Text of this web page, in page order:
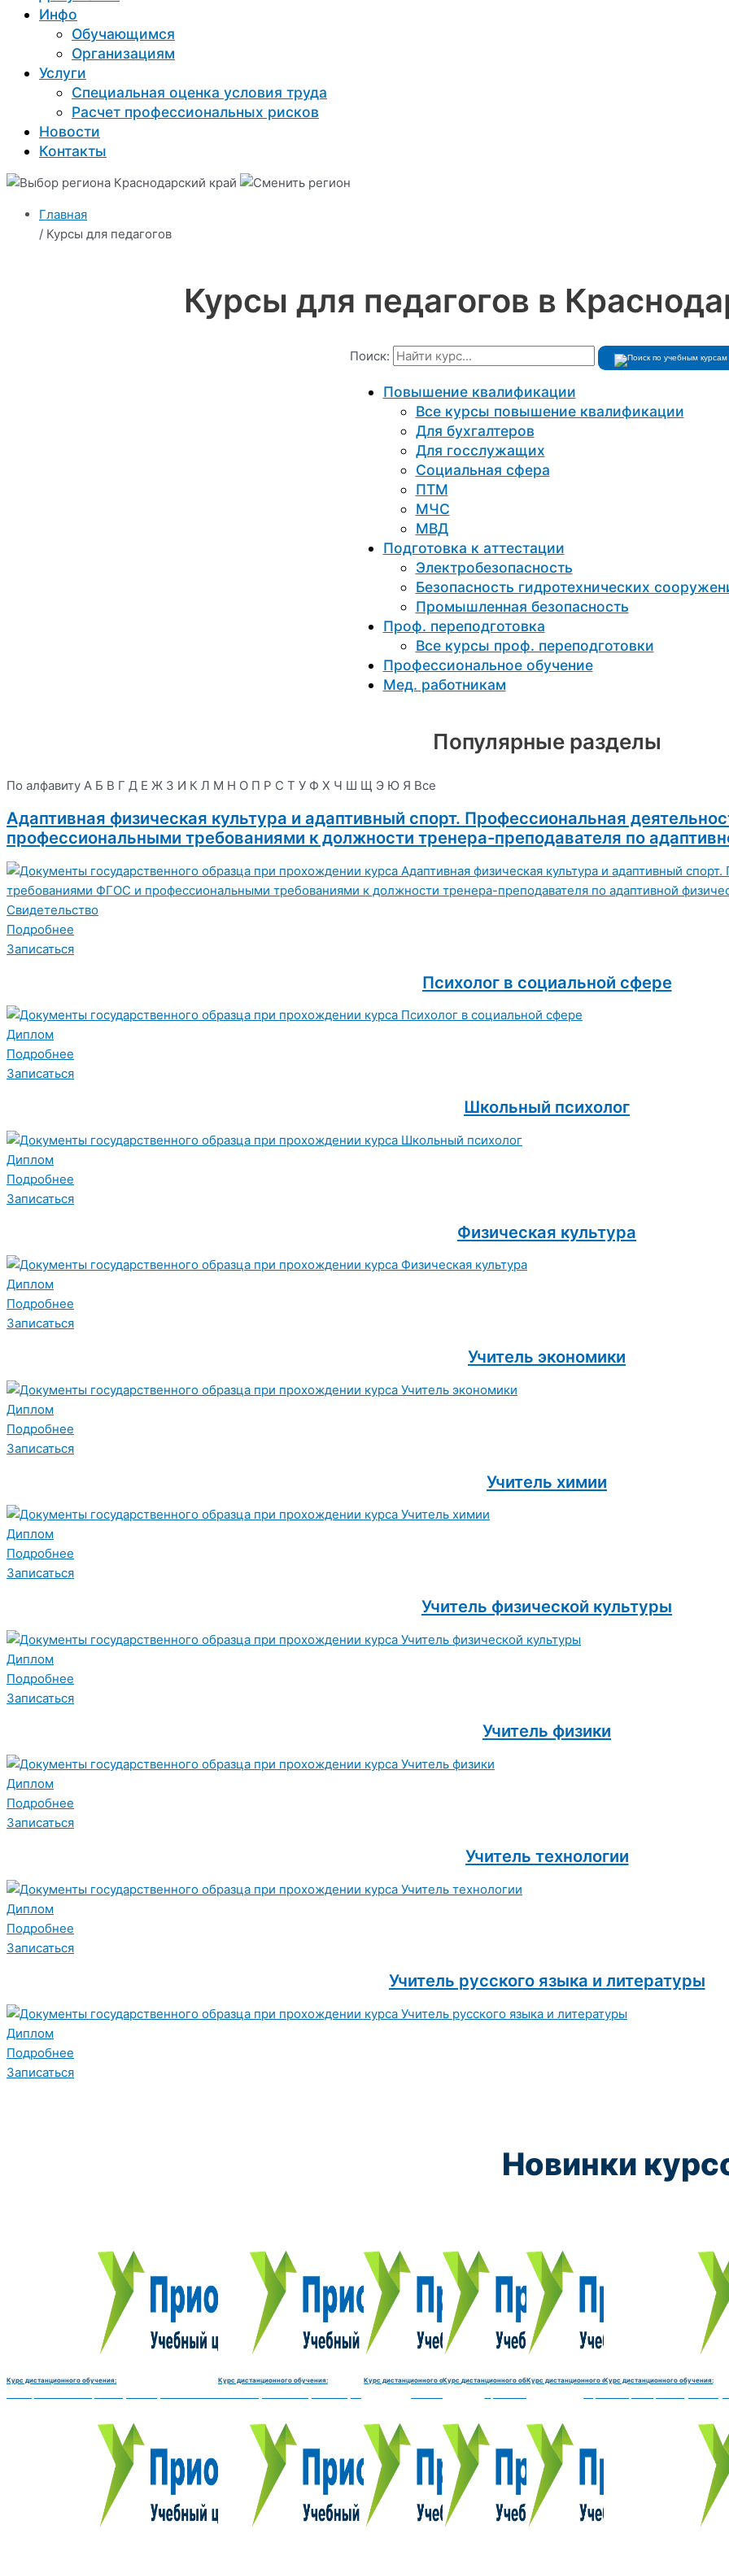
Инфо
Обучающимся
Организациям
Услуги
Специальная оценка условия труда
Расчет профессиональных рисков
Новости
Контакты
Краснодарский край
Главная
/ Курсы для педагогов
Курсы для педагогов в
Поиск:
Повышение квалификации
Все курсы повышение квалификации
Для бухгалтеров
Для госслужащих
Социальная сфера
ПТМ
МЧС
МВД
Подготовка к aттестации
Электробезопасность
Безопасность гидротехнических
Промышленная безопасность
Проф. переподготовка
Все курсы проф. переподготовки
Профессиональное обучение
Мед. работникам
Популярные разделы
По алфавиту А Б В Г Д Е Ж З И К Л М Н О П Р С Т У Ф Х Ч Ш Щ Э Ю Я Все
Адаптивная физическая культура и адаптивный спорт. Профессиональная
профессиональными требованиями к должности тренера-преподавателя по
Свидетельство
Подробнее
Записаться
Психолог в социальной сфере
Диплом
Подробнее
Записаться
Школьный психолог
Диплом
Подробнее
Записаться
Физическая культура
Диплом
Подробнее
Записаться
Учитель экономики
Диплом
Подробнее
Записаться
Учитель химии
Диплом
Подробнее
Записаться
Учитель физической культуры
Диплом
Подробнее
Записаться
Учитель физики
Диплом
Подробнее
Записаться
Учитель технологии
Диплом
Подробнее
Записаться
Учитель русского языка и литературы
Диплом
Подробнее
Записаться
Новинки
Курс дистанционного обучения:
Курс обучения:
Электромеханик по ремонту и обслуживанию
9800 руб.
Курс дистанционного обучения:
Курс обучения:
Чистильщик металла, отливок, изделий и
9800 руб.
Курс дистанционного обучения:
Штамповщик-180 часов
9800 руб.
Курс дистанционного обучения:
Курс
Курс дистанционного обучения:Курс дистанционного обучения: